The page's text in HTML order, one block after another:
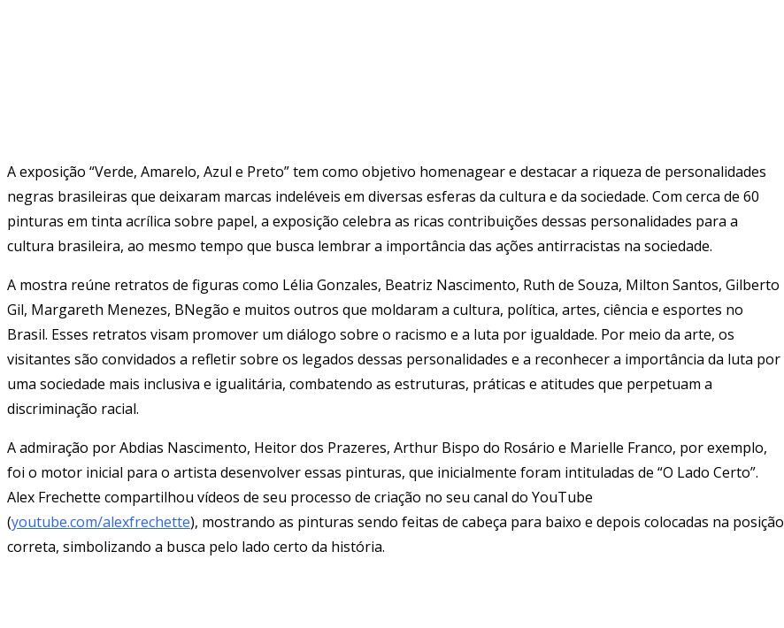
A exposição “Verde, Amarelo, Azul e Preto” tem como objetivo homenagear e destacar a riqueza de personalidades
negras brasileiras que deixaram marcas indeléveis em diversas esferas da cultura e da sociedade. Com cerca de 60
pinturas em tinta acrílica sobre papel, a exposição celebra as ricas contribuições dessas personalidades para a
cultura brasileira, ao mesmo tempo que busca lembrar a importância das ações antirracistas na sociedade.
A mostra reúne retratos de figuras como Lélia Gonzales, Beatriz Nascimento, Ruth de Souza, Milton Santos, Gilberto
Gil, Margareth Menezes, BNegão e muitos outros que moldaram a cultura, política, artes, ciência e esportes no
Brasil. Esses retratos visam promover um diálogo sobre o racismo e a luta por igualdade. Por meio da arte, os
visitantes são convidados a refletir sobre os legados dessas personalidades e a reconhecer a importância da luta por
uma sociedade mais inclusiva e igualitária, combatendo as estruturas, práticas e atitudes que perpetuam a
discriminação racial.
A admiração por Abdias Nascimento, Heitor dos Prazeres, Arthur Bispo do Rosário e Marielle Franco, por exemplo,
foi o motor inicial para o artista desenvolver essas pinturas, que inicialmente foram intituladas de “O Lado Certo”.
Alex Frechette compartilhou vídeos de seu processo de criação no seu canal do YouTube
(youtube.com/alexfrechette), mostrando as pinturas sendo feitas de cabeça para baixo e depois colocadas na posição
correta, simbolizando a busca pelo lado certo da história.